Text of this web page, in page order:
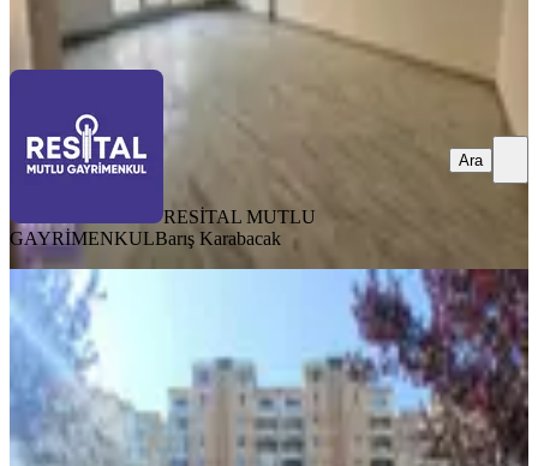
Ara
RESİTAL MUTLU
GAYRİMENKULBarış Karabacak
Ara
YENİ
Kaçmaz Emlak Bursa Osmangazi
Demirtaş Cumhuriyet Mah Yasemin
Park Satılık Dubleks Daire
Osmangazi, Demirtaş Cumhuriyet Mahallesi
135 m² ·12. Kat 05.08.2026